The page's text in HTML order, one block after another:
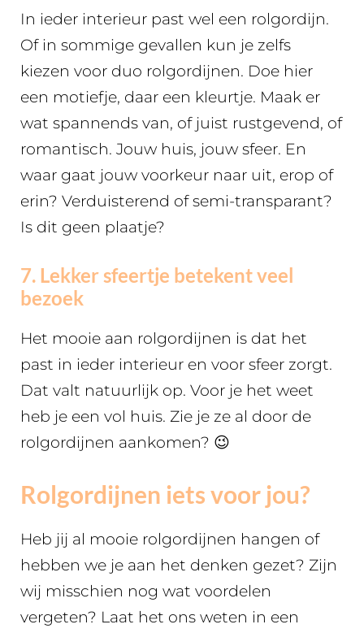
In ieder interieur past wel een rolgordijn.
Of in sommige gevallen kun je zelfs
kiezen voor duo rolgordijnen. Doe hier
een motiefje, daar een kleurtje. Maak er
wat spannends van, of juist rustgevend, of
romantisch. Jouw huis, jouw sfeer. En
waar gaat jouw voorkeur naar uit, erop of
erin? Verduisterend of semi-transparant?
Is dit geen plaatje?
7. Lekker sfeertje betekent veel
bezoek
Het mooie aan rolgordijnen is dat het
past in ieder interieur en voor sfeer zorgt.
Dat valt natuurlijk op. Voor je het weet
heb je een vol huis. Zie je ze al door de
rolgordijnen aankomen? 😉
Rolgordijnen iets voor jou?
Heb jij al mooie rolgordijnen hangen of
hebben we je aan het denken gezet? Zijn
wij misschien nog wat voordelen
vergeten? Laat het ons weten in een